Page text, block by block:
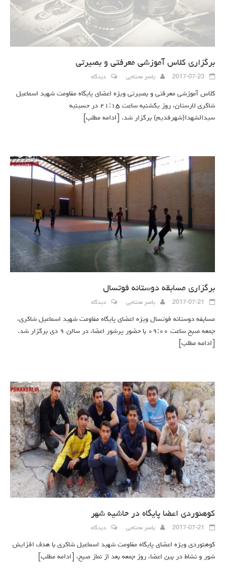
برگزاری کلاس آموزشی معرفتی و بصیرتی
2017-07-23 یاسر محتاجی دیدگاه
کلاس آموزشی معرفتی و بصیرتی ویژه اعضای پایگاه مقاومت شهید اسماعیل
شاکری لارستان، روز یکشنبه ساعت ۲۱:۱۵ در حسینیه
سیدالشهدا(شهرقدیم) برگزار شد.
[ادامه مطلب]
برگزاری مسابقه دوستانه فوتسال
2017-07-21 یاسر محتاجی دیدگاه
مسابقه دوستانه فوتسال ویژه اعضای پایگاه مقاومت شهید اسماعیل شاکری،
جمعه صبح ساعت ۰۹:۰۰ با حضور پرشور اعضا، در سالن ۹ دی برگزار شد.
[ادامه مطلب]
کوهنوردی اعضا پایگاه در حاشیه شهر
2017-07-21 یاسر محتاجی دیدگاه
کوهنوردی ویژه اعضای پایگاه مقاومت شهید اسماعیل شاکری با هدف افزایش
شور و نشاط در بین اعضا، روز جمعه بعد از نماز صبح،
[ادامه مطلب]